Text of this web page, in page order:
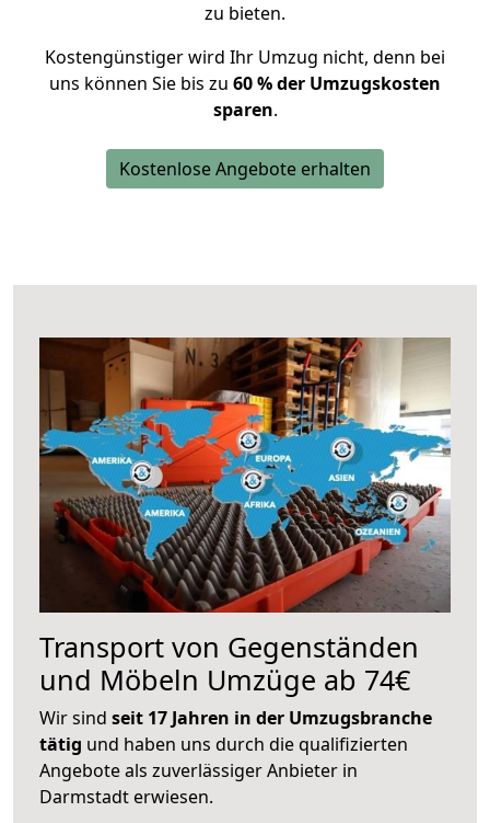
zu bieten.
Kostengünstiger wird Ihr Umzug nicht, denn bei
uns können Sie bis zu 60 % der Umzugskosten
sparen.
Kostenlose Angebote erhalten
Transport von Gegenständen
und Möbeln Umzüge ab 74€
Wir sind seit 17 Jahren in der Umzugsbranche
tätig und haben uns durch die qualifizierten
Angebote als zuverlässiger Anbieter in
Darmstadt erwiesen.